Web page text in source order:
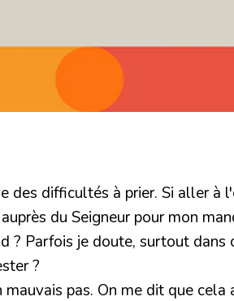
des difficultés à prier. Si aller
du Seigneur pour mon
? Parfois je doute, surtout
?
pas. On me dit que